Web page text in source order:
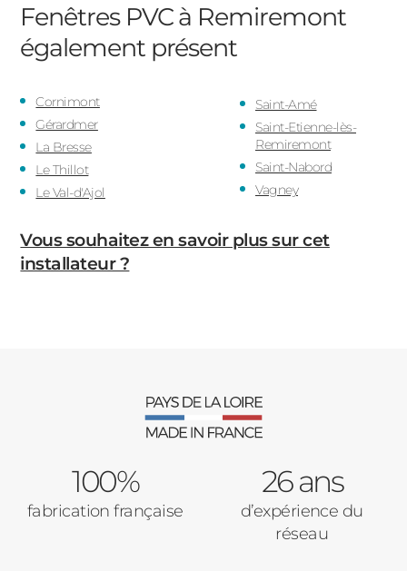
Fenêtres PVC à Remiremont
également présent
Cornimont
Gérardmer
La Bresse
Le Thillot
Le Val-d'Ajol
Saint-Amé
Saint-Etienne-lès-
Remiremont
Saint-Nabord
Vagney
Vous souhaitez en savoir plus sur cet
installateur ?
100%
fabrication française
26 ans
d’expérience du
réseau